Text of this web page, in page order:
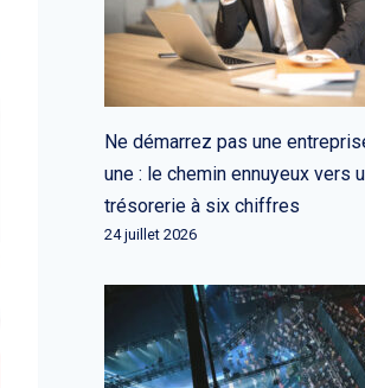
Ne démarrez pas une
une : le chemin ennuyeux vers
trésorerie à six chiffres
24 juillet 2026